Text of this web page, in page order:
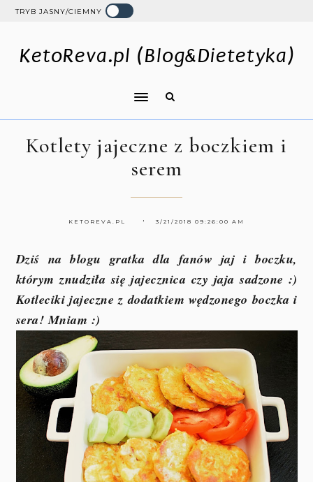
TRYB JASNY/CIEMNY
KetoReva.pl (Blog&Dietetyka)
Kotlety jajeczne z boczkiem i
serem
KETOREVA.PL 3/21/2018 09:26:00 AM
Dziś na blogu gratka dla fanów jaj i boczku,
którym znudziła się jajecznica czy jaja sadzone :)
Kotleciki jajeczne z dodatkiem wędzonego boczka i
sera! Mniam :)